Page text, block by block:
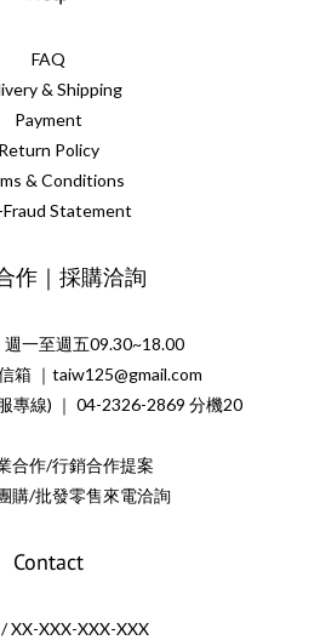
FAQ
& Shipping
Payment
Return Policy
& Conditions
Statement
作｜採購洽詢
週一至週五09.30~18.00
箱 ｜taiw125@gmail.com
專線) ｜ 04-2326-2869 分機20
合作/行銷合作提案
購/批發零售來電洽詢
Contact
XX-XXX-XXX-XXX